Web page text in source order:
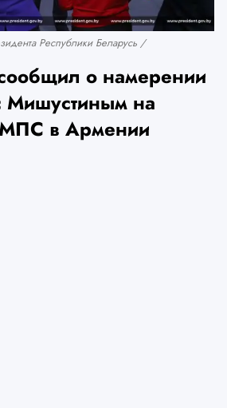
Республики Беларусь /
о намерении
Мишустиным на
в Армении